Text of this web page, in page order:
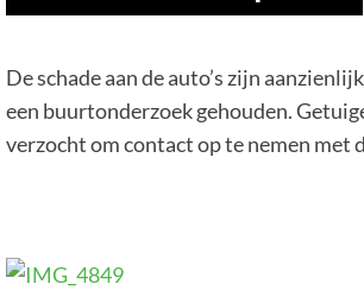
De schade aan de auto’s zijn
een buurtonderzoek gehouden.
verzocht om contact op te nemen met